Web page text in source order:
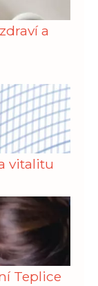
a
vitalitu
Teplice